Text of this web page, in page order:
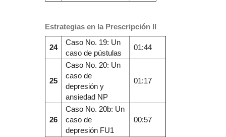
Estrategias en la Prescripción II
24
Caso No. 19: Un
caso de pústulas
01:44
25
Caso No. 20: Un
caso de
depresión y
ansiedad NP
01:17
26
Caso No. 20b: Un
caso de
depresión FU1
00:57